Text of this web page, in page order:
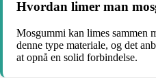
Hvordan limer man
Mosgummi kan limes sammen
denne type materiale, og det
at opnå en solid forbindelse.